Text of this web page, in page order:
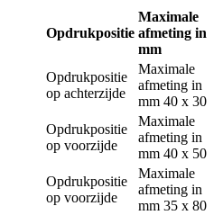
Opdrukpositie
Maximale
afmeting in
mm
Opdrukpositie
op achterzijde
Maximale
afmeting in
mm 40 x 30
Opdrukpositie
op voorzijde
Maximale
afmeting in
mm 40 x 50
Opdrukpositie
op voorzijde
Maximale
afmeting in
mm 35 x 80